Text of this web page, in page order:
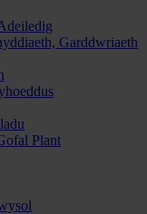
Garddwriaeth
Plant